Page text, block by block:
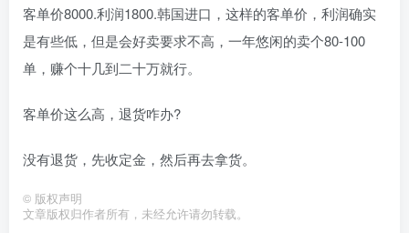
客单价8000.利润1800.韩国进口，这样的客单价，利润确实
是有些低，但是会好卖要求不高，一年悠闲的卖个80-100
单，赚个十几到二十万就行。
客单价这么高，退货咋办?
没有退货，先收定金，然后再去拿货。
© 版权声明
文章版权归作者所有，未经允许请勿转载。